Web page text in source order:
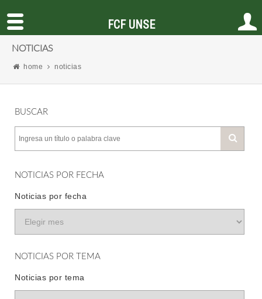
NOTICIAS
home noticias
BUSCAR
NOTICIAS POR FECHA
Noticias por fecha
NOTICIAS POR TEMA
Noticias por tema
FCF UNSE